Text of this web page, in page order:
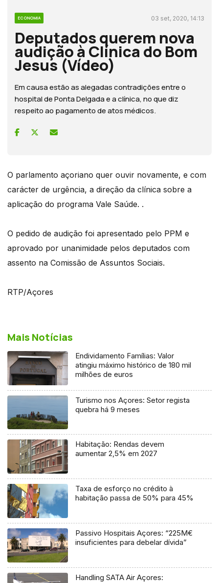
ECONOMIA 03 set, 2020, 14:13
Deputados querem nova
audição à Clínica do Bom
Jesus (Vídeo)
Em causa estão as alegadas contradições entre o
hospital de Ponta Delgada e a clínica, no que diz
respeito ao pagamento de atos médicos.
O parlamento açoriano quer ouvir novamente, e com
carácter de urgência, a direção da clínica sobre a
aplicação do programa Vale Saúde. .
O pedido de audição foi apresentado pelo PPM e
aprovado por unanimidade pelos deputados com
assento na Comissão de Assuntos Sociais.
RTP/Açores
Mais Notícias
Endividamento Famílias: Valor
atingiu máximo histórico de 180 mil
milhões de euros
Turismo nos Açores: Setor regista
quebra há 9 meses
Habitação: Rendas devem
aumentar 2,5% em 2027
Taxa de esforço no crédito à
habitação passa de 50% para 45%
Passivo Hospitais Açores: “225M€
insuficientes para debelar dívida”
Handling SATA Air Açores: